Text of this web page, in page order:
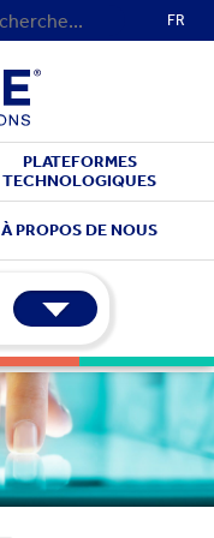
FR
PLATEFORMES
TECHNOLOGIQUES
À PROPOS DE NOUS